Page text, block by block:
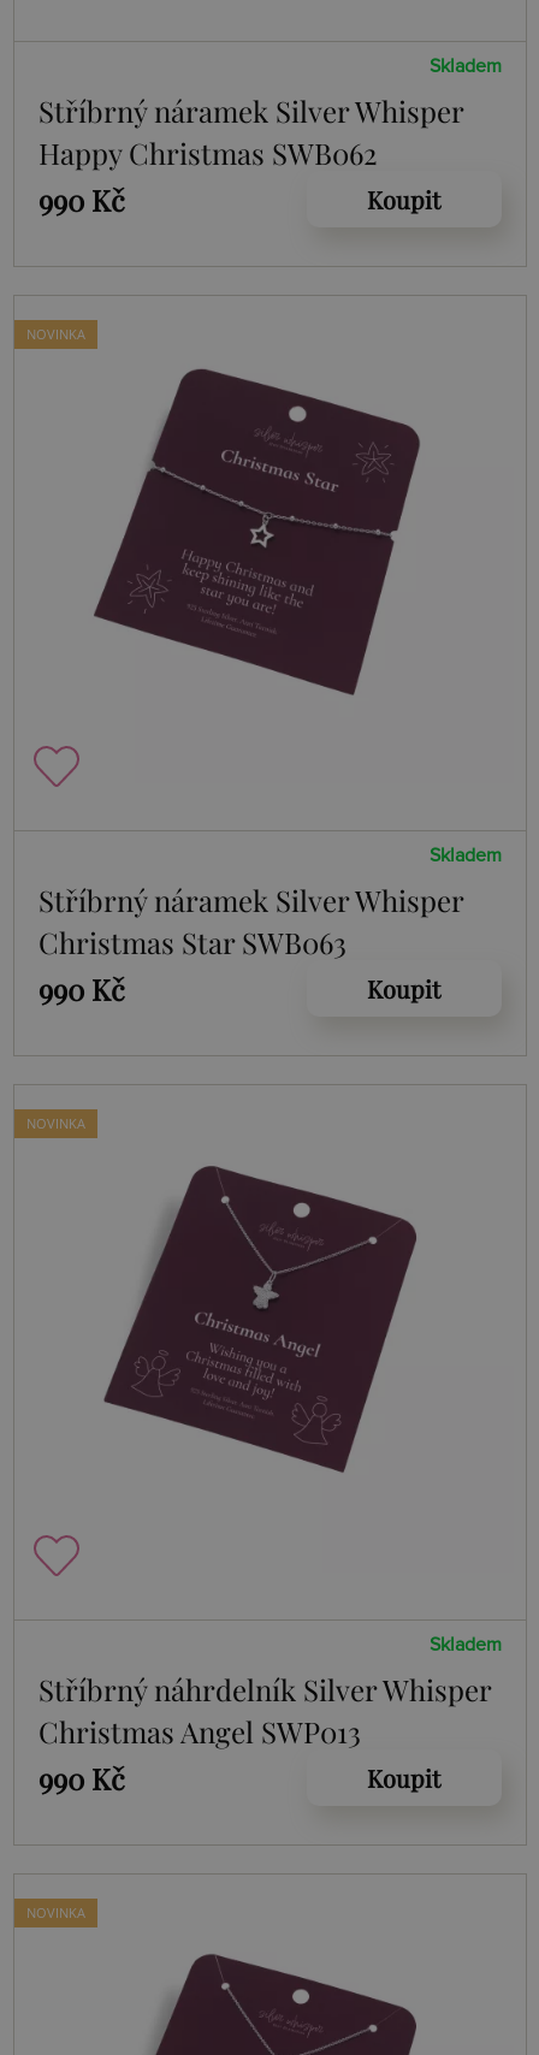
Skladem
Stříbrný náramek Silver Whisper
Happy Christmas SWB062
990 Kč
Koupit
NOVINKA
Skladem
Stříbrný náramek Silver Whisper
Christmas Star SWB063
990 Kč
Koupit
NOVINKA
Skladem
Stříbrný náhrdelník Silver Whisper
Christmas Angel SWP013
990 Kč
Koupit
NOVINKA